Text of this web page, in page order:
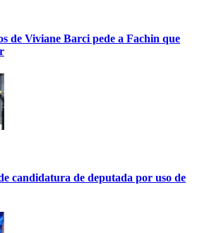
de Viviane Barci pede a Fachin que
candidatura de deputada por uso de